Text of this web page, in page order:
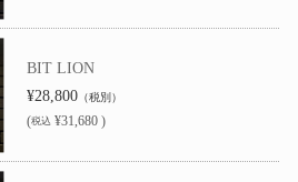
BIT LION
¥28,800（税別）
(税込 ¥31,680 )